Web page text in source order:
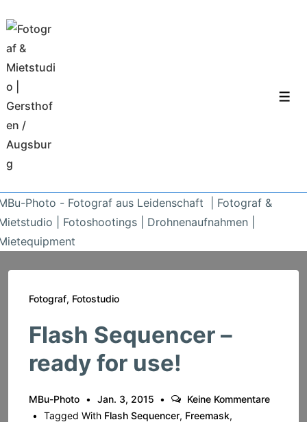
Zum
Inhalt
Photo - Fotograf aus Leidenschaft | Fotograf &
| Fotoshootings | Drohnenaufnahmen |
Fotograf, Fotostudio
Flash Sequencer –
ready for use!
MBu-Photo Jan. 3, 2015
Keine Kommentare
Tagged With Flash Sequencer, Freemask,